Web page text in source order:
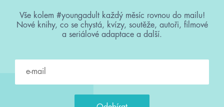
Vše kolem #youngadult každý měsíc rovnou do mailu!
Nové knihy, co se chystá, kvízy, soutěže, autoři, filmové
a seriálové adaptace a další.